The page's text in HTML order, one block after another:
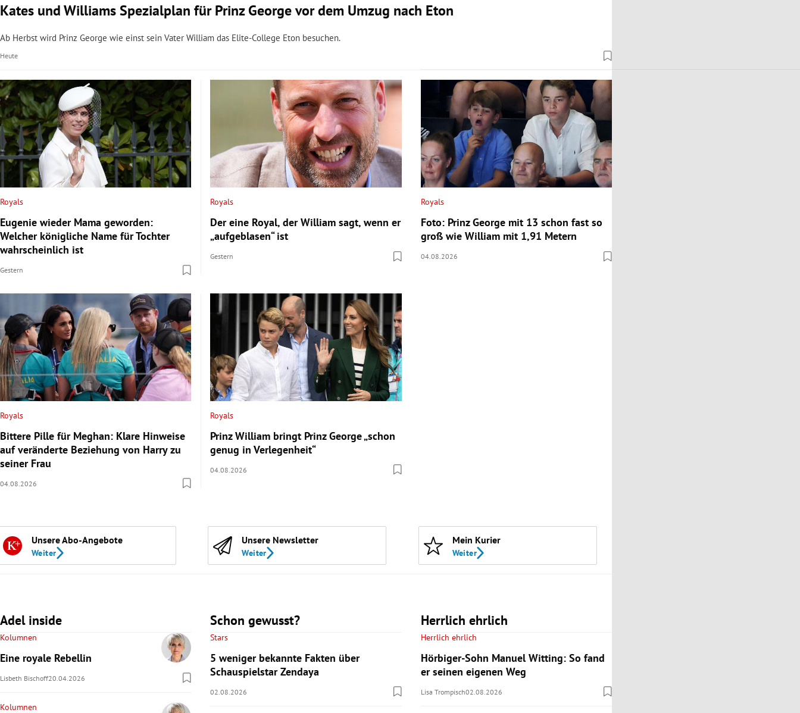
Kates und Williams Spezialplan für Prinz George vor dem Umzug nach Eton
Ab Herbst wird Prinz George wie einst sein Vater William das Elite-College Eton besuchen.
Heute
Royals
Eugenie wieder Mama geworden:
Welcher königliche Name für Tochter
wahrscheinlich ist
Gestern
Royals
Der eine Royal, der William sagt, wenn er
„aufgeblasen“ ist
Gestern
Royals
Foto: Prinz George mit 13 schon fast so
groß wie William mit 1,91 Metern
04.08.2026
Royals
Bittere Pille für Meghan: Klare Hinweise
auf veränderte Beziehung von Harry zu
seiner Frau
04.08.2026
Royals
Prinz William bringt Prinz George „schon
genug in Verlegenheit“
04.08.2026
Unsere Abo-Angebote
Weiter
Unsere Newsletter
Weiter
Mein Kurier
Weiter
Adel inside
Kolumnen
Eine royale Rebellin
Lisbeth Bischoff20.04.2026
Kolumnen
Schon gewusst?
Stars
5 weniger bekannte Fakten über
Schauspielstar Zendaya
02.08.2026
Herrlich ehrlich
Herrlich ehrlich
Hörbiger-Sohn Manuel Witting: So fand
er seinen eigenen Weg
Lisa Trompisch02.08.2026